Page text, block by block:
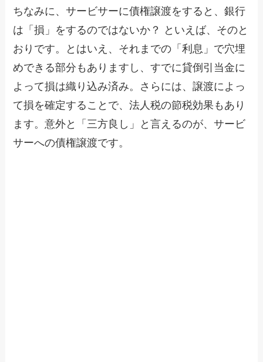
ちなみに、サービサーに債権譲渡をすると、銀行
は「損」をするのではないか？ といえば、そのと
おりです。とはいえ、それまでの「利息」で穴埋
めできる部分もありますし、すでに貸倒引当金に
よって損は織り込み済み。さらには、譲渡によっ
て損を確定することで、法人税の節税効果もあり
ます。意外と「三方良し」と言えるのが、サービ
サーへの債権譲渡です。